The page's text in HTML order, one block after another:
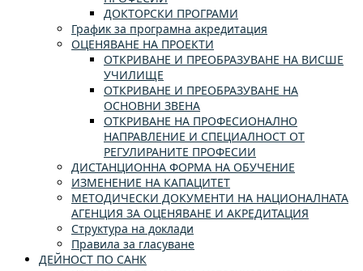
ДОКТОРСКИ ПРОГРАМИ
График за програмна акредитация
ОЦЕНЯВАНЕ НА ПРОЕКТИ
ОТКРИВАНЕ И ПРЕОБРАЗУВАНЕ НА ВИСШЕ
УЧИЛИЩЕ
ОТКРИВАНЕ И ПРЕОБРАЗУВАНЕ НА
ОСНОВНИ ЗВЕНА
ОТКРИВАНЕ НА ПРОФЕСИОНАЛНО
НАПРАВЛЕНИЕ И СПЕЦИАЛНОСТ ОТ
РЕГУЛИРАНИТЕ ПРОФЕСИИ
ДИСТАНЦИОННА ФОРМА НА ОБУЧЕНИЕ
ИЗМЕНЕНИЕ НА КАПАЦИТЕТ
МЕТОДИЧЕСКИ ДОКУМЕНТИ НА НАЦИОНАЛНАТА
АГЕНЦИЯ ЗА ОЦЕНЯВАНЕ И АКРЕДИТАЦИЯ
Структура на доклади
Правила за гласуване
ДЕЙНОСТ ПО САНК